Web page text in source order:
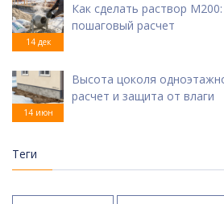
14 дек
Как сделать раствор
пошаговый расчет
14 июн
Высота цоколя
расчет и защита от влаги
Теги